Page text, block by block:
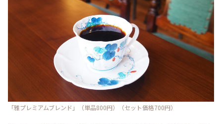
「雅プレミアムブレンド」（単品800円）（セット価格700円）